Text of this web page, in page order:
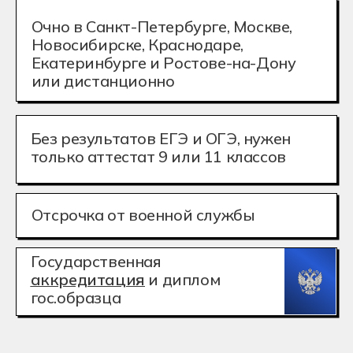
Отсрочка от военной службы
Государственная
аккредитацияи диплом
гос.образца